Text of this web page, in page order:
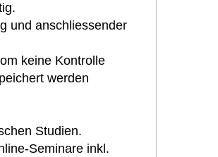
und anschliessender
keine Kontrolle
werden
Studien.
Seminare inkl.